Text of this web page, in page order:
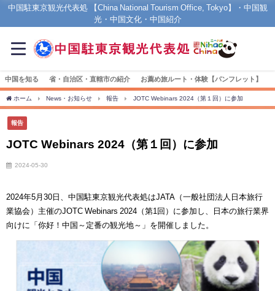
中国駐東京観光代表処 【China National Tourism Office, Tokyo】・中国観
光・中国文化・中国紹介
中国を知る 省・自治区・直轄市の紹介 お薦め旅ルート・体験【パンフレット】
ホーム News・お知らせ 報告 JOTC Webinars 2024（第１回）に参加
報告
JOTC Webinars 2024（第１回）に参加
2024-05-30
2024年5月30日、中国駐東京観光代表処はJATA（一般社団法人日本旅行
業協会）主催のJOTC Webinars 2024（第1回）に参加し、日本の旅行業界
向けに「你好！中国～定番の観光地～」を開催しました。